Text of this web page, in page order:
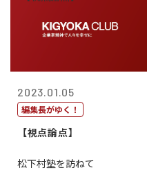
2023.01.05
編集長がゆく！
【視点論点】
松下村塾を訪ねて